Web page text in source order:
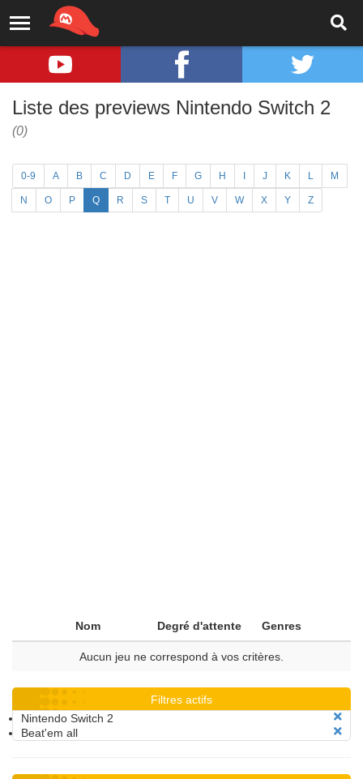
Liste des previews Nintendo Switch 2
(0)
0-9 A B C D E F G H J K L M
N O P Q R S T U V W X Y Z
Nom Degré d'attente Genres
Aucun jeu ne correspond à vos critères.
Filtres actifs
Nintendo Switch 2
Beat'em all